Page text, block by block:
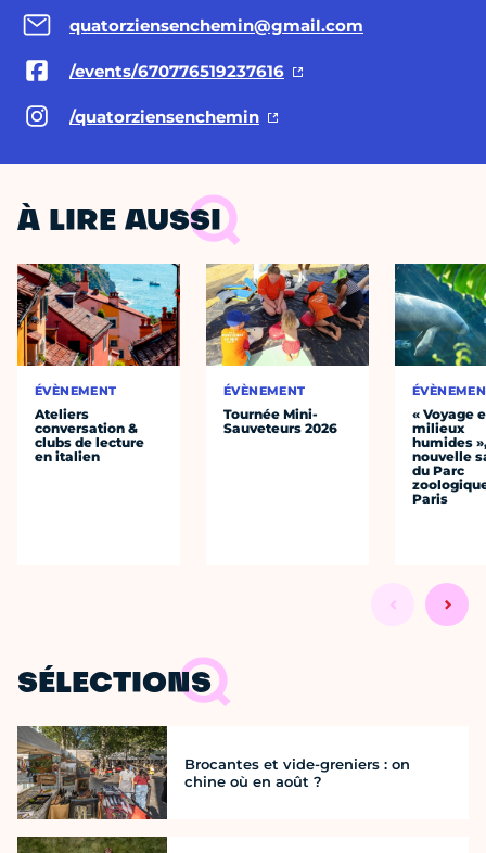
quatorziensenchemin@gmail.com
/events/670776519237616
/quatorziensenchemin
À LIRE AUSSI
ÉVÈNEMENT
Ateliers
conversation &
clubs de lecture
en italien
ÉVÈNEMENT
Tournée Mini-
Sauveteurs 2026
« Voyage
milieux
humides
nouvelle
du Parc
Paris
SÉLECTIONS
Brocantes et vide-greniers : on
chine où en août ?